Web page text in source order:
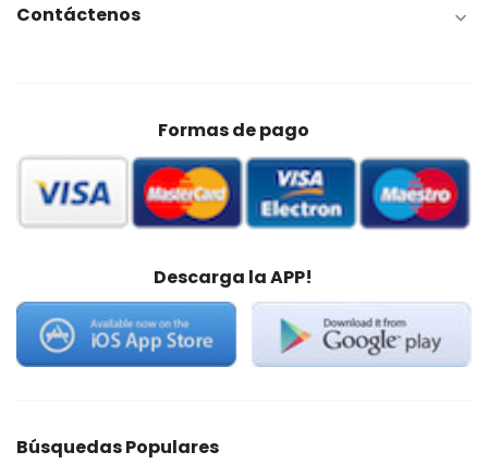
Contáctenos 
Formas de pago
Descarga la APP!
Búsquedas Populares